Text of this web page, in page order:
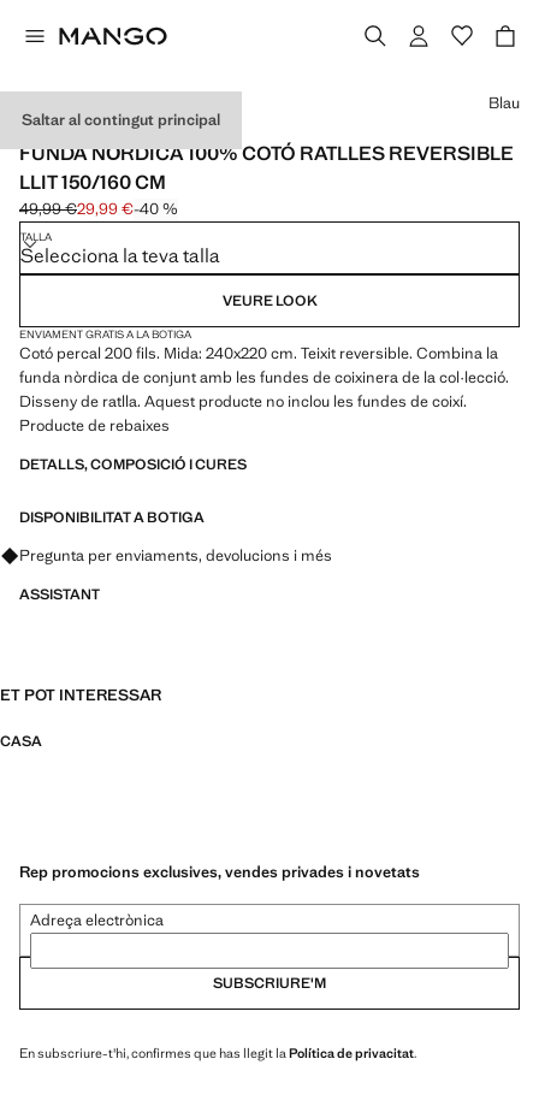
Saltar al contingut principal
COTÓ PERCALA
FUNDA NÒRDICA 100% COTÓ RATLLES REVERSIBLE
LLIT 150/160 CM
Preu inicial ratllat [49,99 € ]
49,99 €
Preu actual [29,99 € ]
29,99 €-40 %
Selecciona un color
Blau
TALLA
Selecciona la teva talla
VEURE LOOK
ENVIAMENT GRATIS A LA BOTIGA
Cotó percal 200 fils. Mida: 240x220 cm. Teixit reversible. Combina la
funda nòrdica de conjunt amb les fundes de coixinera de la col·lecció.
Disseny de ratlla. Aquest producte no inclou les fundes de coixí.
Producte de rebaixes
DETALLS, COMPOSICIÓ I CURES
DISPONIBILITAT A BOTIGA
Pregunta per enviaments, devolucions i més
ASSISTANT
ET POT INTERESSAR
CASA
Rep promocions exclusives, vendes privades i novetats
Adreça electrònica
SUBSCRIURE'M
En subscriure-t'hi, confirmes que has llegit la Política de privacitat.